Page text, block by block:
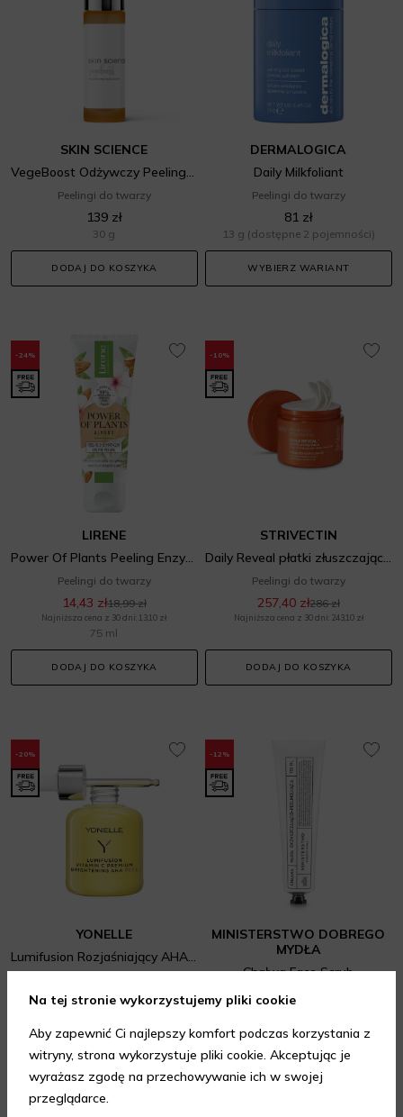
SKIN SCIENCE
VegeBoost Odżywczy Peeling Do Twarzy Z Kwasem Hialuronowym
Peelingi do twarzy
139 zł
30 g
DODAJ DO KOSZYKA
DERMALOGICA
Daily Milkfoliant
Peelingi do twarzy
81 zł
13 g (dostępne 2 pojemności)
WYBIERZ WARIANT
-24%
LIRENE
Power Of Plants Peeling Enzymatyczny Migdał
Peelingi do twarzy
14,43 zł18,99 zł
Najniższa cena z 30 dni: 13,10 zł
75 ml
DODAJ DO KOSZYKA
-10%
STRIVECTIN
Daily Reveal płatki złuszczające 60 sztuk
Peelingi do twarzy
257,40 zł286 zł
Najniższa cena z 30 dni: 243,10 zł
DODAJ DO KOSZYKA
-20%
YONELLE
Lumifusion Rozjaśniający AHA Peel Z Witaminą C Premium
217,60 zł272 zł
50 ml
/ 5.00
DODAJ DO KOSZYKA
-12%
MINISTERSTWO DOBREGO
MYDŁA
Chałwa Face Scrub
Peelingi do twarzy
Najniższa cena z 30 dni: 67,15 zł
DODAJ DO KOSZYKA
Na tej stronie wykorzystujemy pliki cookie
Aby zapewnić Ci najlepszy komfort podczas korzystania z
witryny, strona wykorzystuje pliki cookie. Akceptując je
wyrażasz zgodę na przechowywanie ich w swojej
przeglądarce.